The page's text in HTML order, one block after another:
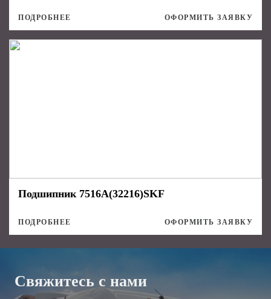
ПОДРОБНЕЕ ОФОРМИТЬ ЗАЯВКУ
Подшипник 7516А(32216)SKF
ПОДРОБНЕЕ ОФОРМИТЬ ЗАЯВКУ
Свяжитесь с нами